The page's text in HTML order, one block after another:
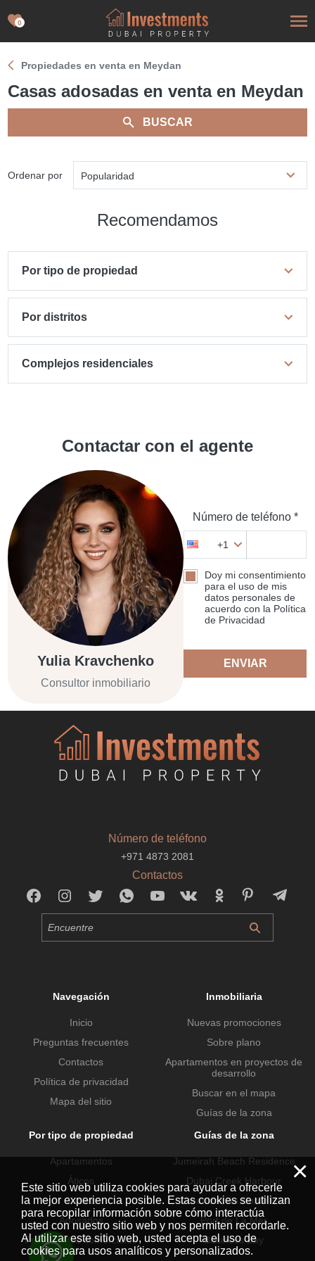
0
Propiedades en venta en Meydan
Casas adosadas en venta en Meydan
BUSCAR
Ordenar por Popularidad
Recomendamos
Por tipo de propiedad
Por distritos
Complejos residenciales
Contactar con el agente
Yulia Kravchenko
Consultor inmobiliario
Número de teléfono *
+1
Doy mi consentimiento
para el uso de mis
datos personales de
acuerdo con la Política
de Privacidad
ENVIAR
Número de teléfono
+971 4873 2081
Contactos
Navegación
Inicio
Preguntas frecuentes
Contactos
Política de privacidad
Mapa del sitio
Inmobiliaria
Nuevas promociones
Sobre plano
Apartamentos en proyectos de
desarrollo
Buscar en el mapa
Guías de la zona
Por tipo de propiedad
Apartamentos
Áticos
Chalets
Adosados
Propiedades comerciales
Guías de la zona
Jumeirah Beach Residence
Dubai Creek Harbour
Urbanización Dubai Hills
Port de La Mer
Business Bay
×
Este sitio web utiliza cookies para ayudar a ofrecerle
la mejor experiencia posible. Estas cookies se utilizan
para recopilar información sobre cómo interactúa
usted con nuestro sitio web y nos permiten recordarle.
Al utilizar este sitio web, usted acepta el uso de
cookies para usos analíticos y personalizados.